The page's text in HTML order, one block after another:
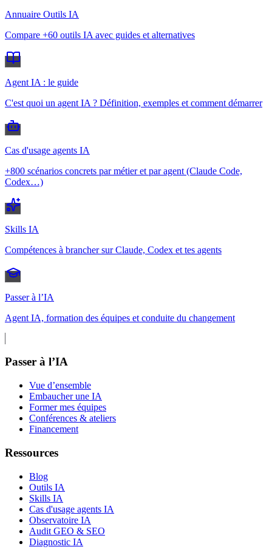
Annuaire Outils IA
Compare +60 outils IA avec guides et alternatives
Agent IA : le guide
C'est quoi un agent IA ? Définition, exemples et comment démarrer
Cas d'usage agents IA
+800 scénarios concrets par métier et par agent (Claude Code,
Codex…)
Skills IA
Compétences à brancher sur Claude, Codex et tes agents
Passer à l’IA
Agent IA, formation des équipes et conduite du changement
Passer à l’IA
Vue d’ensemble
Embaucher une IA
Former mes équipes
Conférences & ateliers
Financement
Ressources
Blog
Outils IA
Skills IA
Cas d'usage agents IA
Observatoire IA
Audit GEO & SEO
Diagnostic IA